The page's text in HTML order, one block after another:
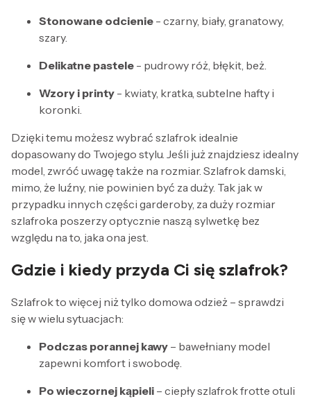
Stonowane odcienie - czarny, biały, granatowy,
szary.
Delikatne pastele - pudrowy róż, błękit, beż.
Wzory i printy - kwiaty, kratka, subtelne hafty i
koronki.
Dzięki temu możesz wybrać szlafrok idealnie
dopasowany do Twojego stylu. Jeśli już znajdziesz idealny
model, zwróć uwagę także na rozmiar. Szlafrok damski,
mimo, że luźny, nie powinien być za duży. Tak jak w
przypadku innych części garderoby, za duży rozmiar
szlafroka poszerzy optycznie naszą sylwetkę bez
względu na to, jaka ona jest.
Gdzie i kiedy przyda Ci się szlafrok?
Szlafrok to więcej niż tylko domowa odzież – sprawdzi
się w wielu sytuacjach:
Podczas porannej kawy – bawełniany model
zapewni komfort i swobodę.
Po wieczornej kąpieli – ciepły szlafrok frotte otuli